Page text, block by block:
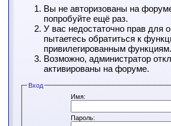
Вы не авторизованы на
попробуйте ещё раз.
У вас недостаточно прав для
пытаетесь обратиться к
привилегированным функциям.
Возможно, администратор
активированы на форуме.
Вход
Имя:
Пароль: